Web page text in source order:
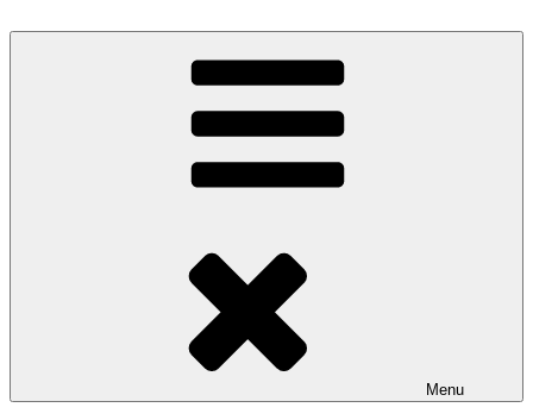
do
Menu